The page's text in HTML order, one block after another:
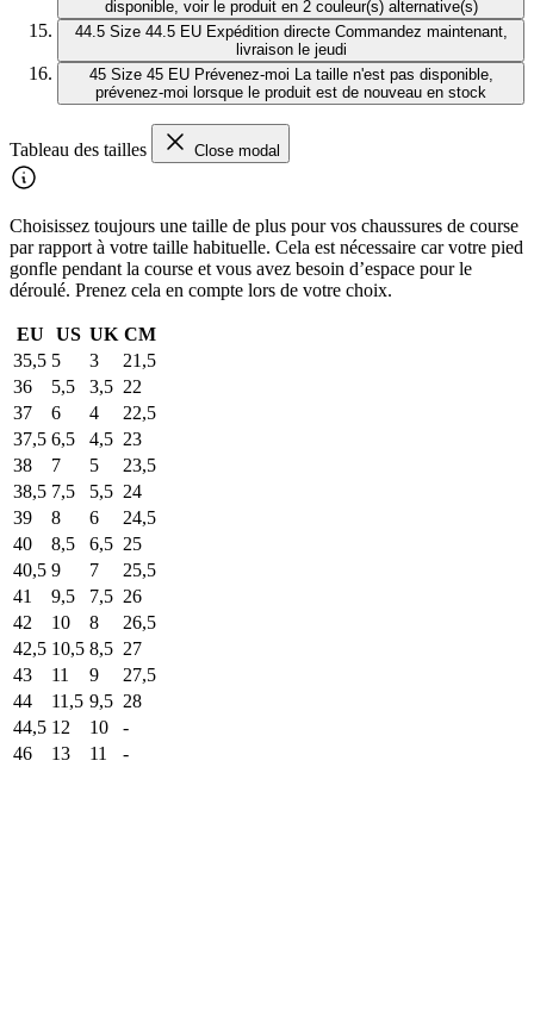
disponible, voir le produit en 2 couleur(s) alternative(s)
44.5 Size 44.5 EU Expédition directe Commandez maintenant,
livraison le jeudi
45 Size 45 EU Prévenez-moi La taille n'est pas disponible,
prévenez-moi lorsque le produit est de nouveau en stock
Tableau des tailles Close modal
Choisissez toujours une taille de plus pour vos chaussures de course
par rapport à votre taille habituelle. Cela est nécessaire car votre pied
gonfle pendant la course et vous avez besoin d’espace pour le
déroulé. Prenez cela en compte lors de votre choix.
EU US UK CM
35,5 5 3
21,5
36
5,5 3,5 22
37
6 4
22,5
37,5 6,5 4,5 23
38
7 5
23,5
38,5 7,5 5,5 24
39
8 6
24,5
40
8,5 6,5 25
40,5 9 7
25,5
41
9,5 7,5 26
42
10 8
26,5
42,5 10,5 8,5 27
43
11 9
27,5
44
11,5 9,5 28
44,5 12 10
-
46
13 11 -